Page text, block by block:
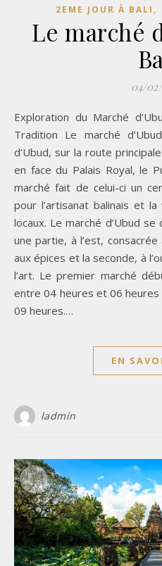
2EME JOUR À BALI ,
Le marché
04/
Exploration du Marché d’Ubud : Une Oasis d’Art et de
Tradition Le marché
d’Ubud, sur la route
en face du Palais Royal, le
marché fait de celui-ci un
pour l’artisanat balinais et
locaux. Le marché d’Ubud
une partie, à l’est,
aux épices et la seconde, à
l’art. Le premier marché
entre 04 heures et 06
09 heures.…
EN
ladmin